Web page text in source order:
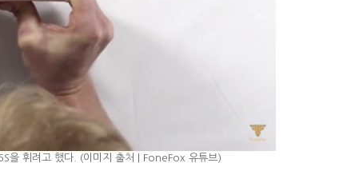
을 휘려고 했다. (이미지 출처 | FoneFox 유튜브)